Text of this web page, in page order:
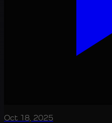
Oct 18, 2025